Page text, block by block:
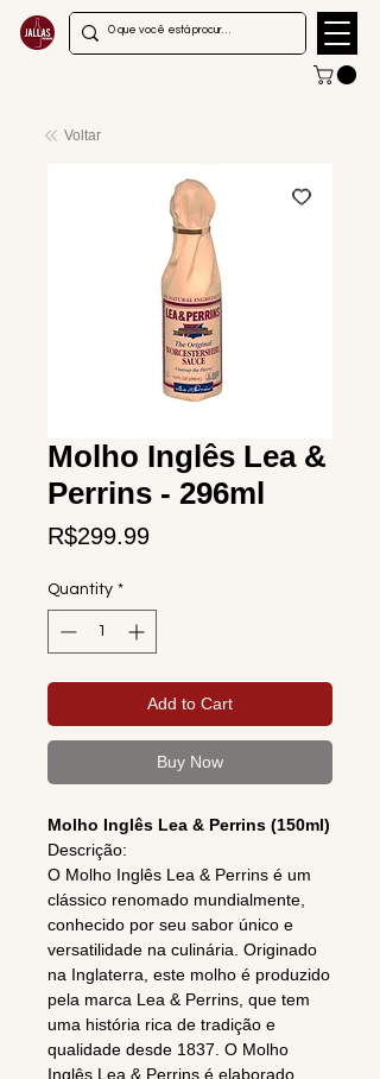
Voltar
Molho Inglês Lea &
Perrins - 296ml
R$299.99Price
Quantity *
Add to Cart
Buy Now
Molho Inglês Lea & Perrins (150ml)
Descrição:
O Molho Inglês Lea & Perrins é um
clássico renomado mundialmente,
conhecido por seu sabor único e
versatilidade na culinária. Originado
na Inglaterra, este molho é produzido
pela marca Lea & Perrins, que tem
uma história rica de tradição e
qualidade desde 1837. O Molho
Inglês Lea & Perrins é elaborado